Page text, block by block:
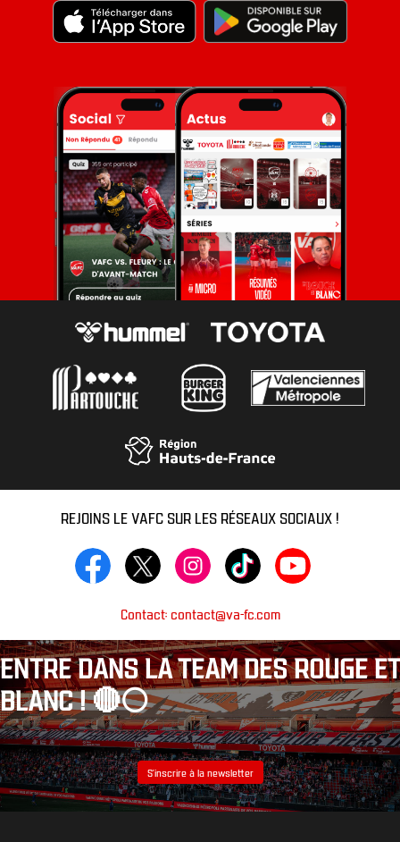
REJOINS LE VAFC SUR LES RÉSEAUX SOCIAUX !
Contact: contact@va-fc.com
ENTRE DANS LA TEAM DES ROUGE ET
BLANC ! 🔴⚪️
S’inscrire à la newsletter